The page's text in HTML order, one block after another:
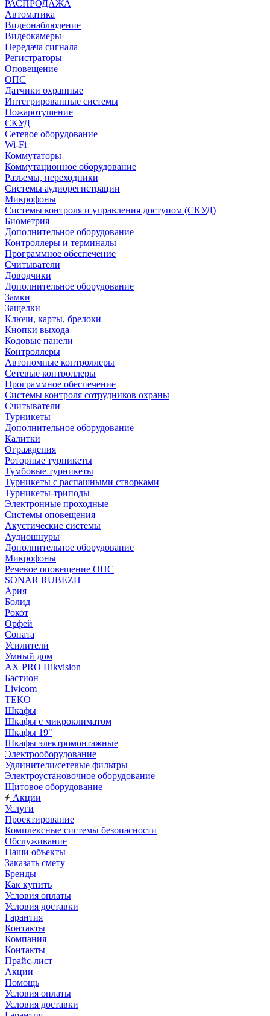
РАСПРОДАЖА
Автоматика
Видеонаблюдение
Видеокамеры
Передача сигнала
Регистраторы
Оповещение
ОПС
Датчики охранные
Интегрированные системы
Пожаротушение
СКУД
Сетевое оборудование
Wi-Fi
Коммутаторы
Коммутационное оборудование
Разъемы, переходники
Системы аудиорегистрации
Микрофоны
Системы контроля и управления доступом (СКУД)
Биометрия
Дополнительное оборудование
Контроллеры и терминалы
Программное обеспечение
Считыватели
Доводчики
Дополнительное оборудование
Замки
Защелки
Ключи, карты, брелоки
Кнопки выхода
Кодовые панели
Контроллеры
Автономные контроллеры
Сетевые контроллеры
Программное обеспечение
Системы контроля сотрудников охраны
Считыватели
Турникеты
Дополнительное оборудование
Калитки
Ограждения
Роторные турникеты
Тумбовые турникеты
Турникеты с распашными створками
Турникеты-триподы
Электронные проходные
Системы оповещения
Акустические системы
Аудиошнуры
Дополнительное оборудование
Микрофоны
Речевое оповещение ОПС
SONAR RUBEZH
Ария
Болид
Рокот
Орфей
Соната
Усилители
Умный дом
AX PRO Hikvision
Бастион
Livicom
ТЕКО
Шкафы
Шкафы с микроклиматом
Шкафы 19"
Шкафы электромонтажные
Электрооборудование
Удлинители/сетевые фильтры
Электроустановочное оборудование
Щитовое оборудование
Акции
Услуги
Проектирование
Комплексные системы безопасности
Обслуживание
Наши объекты
Заказать смету
Бренды
Как купить
Условия оплаты
Условия доставки
Гарантия
Контакты
Компания
Контакты
Прайс-лист
Акции
Помощь
Условия оплаты
Условия доставки